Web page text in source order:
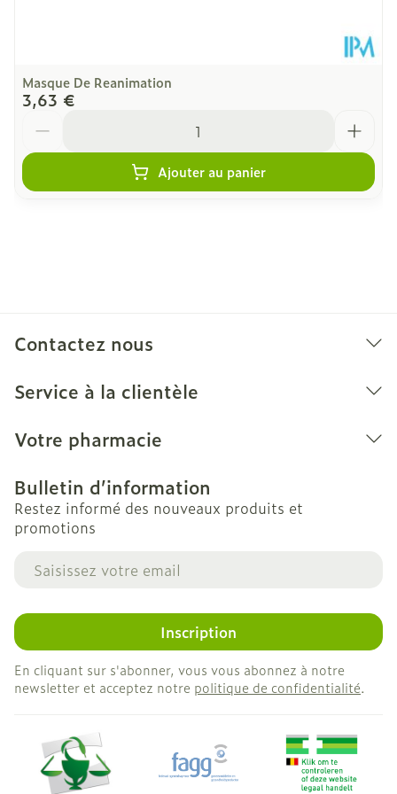
Masque De Reanimation
3,63 €
Ajouter au panier
Contactez nous
Service à la clientèle
Votre pharmacie
Bulletin d’information
Restez informé des nouveaux produits et
promotions
Adresse mail
Inscription
En cliquant sur s'abonner, vous vous abonnez à notre
newsletter et acceptez notre politique de confidentialité.